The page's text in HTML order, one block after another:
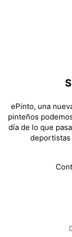
ePinto, una
pinteños
día de lo que
deportistas